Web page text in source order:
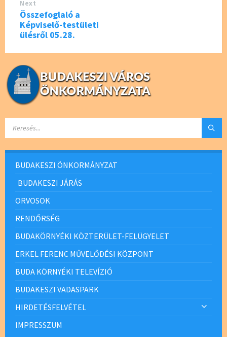
Next
Összefoglaló a
Képviselő-testületi
ülésről 05.28.
BUDAKESZI ÖNKORMÁNYZAT
BUDAKESZI JÁRÁS
ORVOSOK
RENDŐRSÉG
BUDAKÖRNYÉKI KÖZTERÜLET-FELÜGYELET
ERKEL FERENC MŰVELŐDÉSI KÖZPONT
BUDA KÖRNYÉKI TELEVÍZIÓ
BUDAKESZI VADASPARK
HIRDETÉSFELVÉTEL
IMPRESSZUM